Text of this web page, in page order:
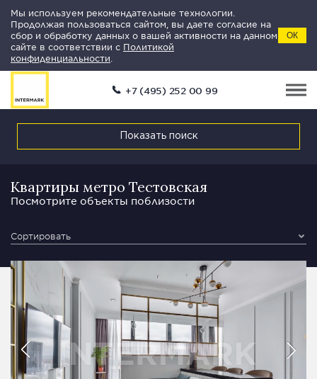
Мы используем рекомендательные технологии.
Продолжая пользоваться сайтом, вы даете согласие на
сбор и обработку данных о вашей активности на данном
сайте в соответствии с Политикой
конфиденциальности
ОК
+7 (495) 252 00 99
Показать поиск
Квартиры метро Тестовская
Посмотрите объекты поблизости
Сортировать